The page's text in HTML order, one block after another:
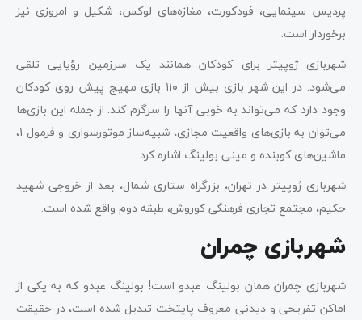
پردیس سینمایی، فودکورت، مغازه‌های لوکس، شکیل و امروزی نیز
برخوردار است.
شهربازی ژوپیتر برای کودکان همانند یک سرزمین رؤیایی تلقی
می‌شود. در این شهر بازی بیش از ۱۱۰ بازی مهیج پیش روی کودکان
وجود دارد که می‌تواند به خوبی آنها را سرگرم کند. از جمله این بازی‌ها
می‌توان به بازی‌های واقعیت مجازی، شبیه‌ساز موتورسواری و فرمول ۱،
ماشین‌های کوبنده و مینی بولینگ اشاره کرد.
شهربازی ژوپیتر در تهران، بزرگراه ستاری شمال، بعد از خروجی شهید
حکیم، مجتمع تجاری فرهنگی کوروش، طبقه دوم واقع شده است.
شهربازی چمران
شهربازی چمران همان بولینگ عبدو است! بولینگ عبدو که به یکی از
اماکن تفریحی و دیدنی معروف پایتخت تبدیل شده است، در حقیقت